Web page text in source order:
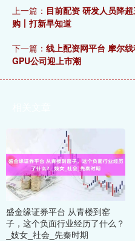
上一篇： 目前配资 研发人员降
购丨打新早知道
下一篇： 线上配资网平台 摩尔
GPU公司迎上市潮
盛金缘证券平台 从青楼到窑
子，这个负面行业经历了什么？
_妓女_社会_先秦时期